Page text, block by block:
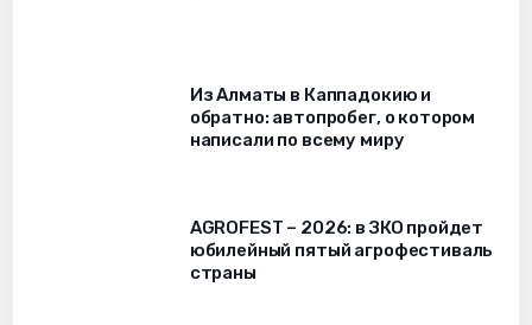
Из Алматы в Каппадокию и
обратно: автопробег, о котором
написали по всему миру
AGROFEST – 2026: в ЗКО пройдет
юбилейный пятый агрофестиваль
страны